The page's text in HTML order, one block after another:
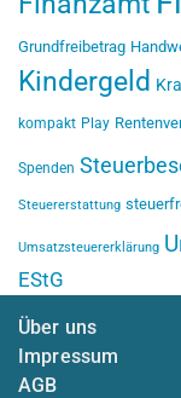
Grundfreibetrag
Kindergeld
kompakt Play
Spenden
Steuererstattung
Umsatzsteuererklärung
EStG
Über uns
Impressum
AGB